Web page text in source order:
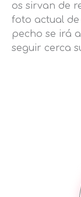
os sirvan de
foto actual
pecho se irá
seguir cerca